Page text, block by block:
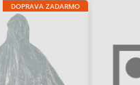
DOPRAVA ZADARMO